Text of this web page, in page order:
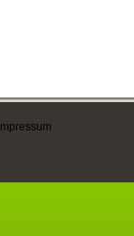
Impressum